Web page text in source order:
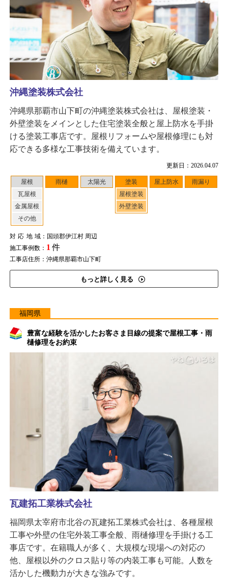
更新日：2026.04.07
屋根
瓦屋根
金属屋根
その他
雨樋 太陽光
塗装
屋根塗装
外壁塗装
屋上防水 雨漏り
対応地域：国頭郡伊江村 周辺
施工事例数： 1 件
工事店住所：沖縄県那覇市山下町
もっと詳しく見る
沖縄塗装株式会社
沖縄県那覇市山下町の沖縄塗装株式会社は、屋根塗装・
外壁塗装をメインとした住宅塗装全般と屋上防水を手掛
ける塗装工事店です。屋根リフォームや屋根修理にも対
応できる多様な工事技術を備えています。
福岡県
豊富な経験を活かしたお客さま目線の提案で屋根工事・雨
樋修理をお約束
瓦建拓工業株式会社
福岡県太宰府市北谷の瓦建拓工業株式会社は、各種屋根
工事や外壁の住宅外装工事全般、雨樋修理を手掛ける工
事店です。在籍職人が多く、大規模な現場への対応の
他、屋根以外のクロス貼り等の内装工事も可能。人数を
活かした機動力が大きな強みです。